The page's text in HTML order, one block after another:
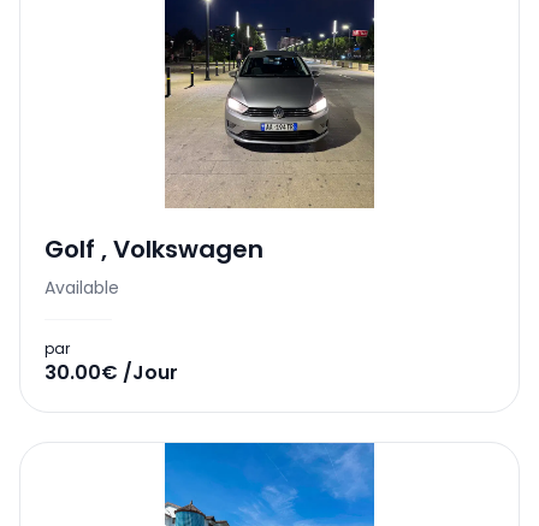
Golf ,Volkswagen
Available
par
30.00€ /Jour